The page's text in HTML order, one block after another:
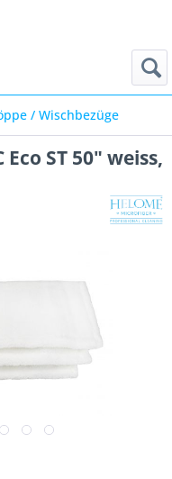
/ Wischbezüge
ST 50" weiss,